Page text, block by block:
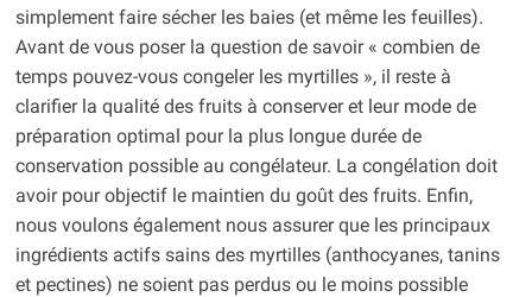
simplement faire sécher les baies (et même les feuilles).
Avant de vous poser la question de savoir « combien de
temps pouvez-vous congeler les myrtilles », il reste à
clarifier la qualité des fruits à conserver et leur mode de
préparation optimal pour la plus longue durée de
conservation possible au congélateur. La congélation doit
avoir pour objectif le maintien du goût des fruits. Enfin,
nous voulons également nous assurer que les principaux
ingrédients actifs sains des myrtilles (anthocyanes, tanins
et pectines) ne soient pas perdus ou le moins possible